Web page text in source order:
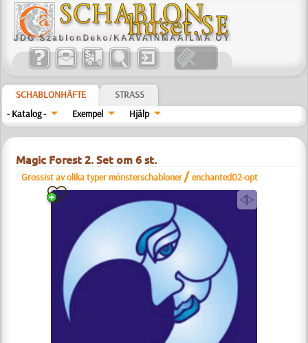
SCHABLONHÄFTE
STRASS
- Katalog -
Exempel Hjälp
Magic Forest 2. Set om 6 st.
Grossist av olika typer mönsterschabloner /enchanted02-opt
a